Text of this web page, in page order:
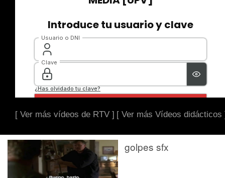
[ Ver más vídeos de RTV ] [ Ver más Vídeos didácticos
golpes sfx